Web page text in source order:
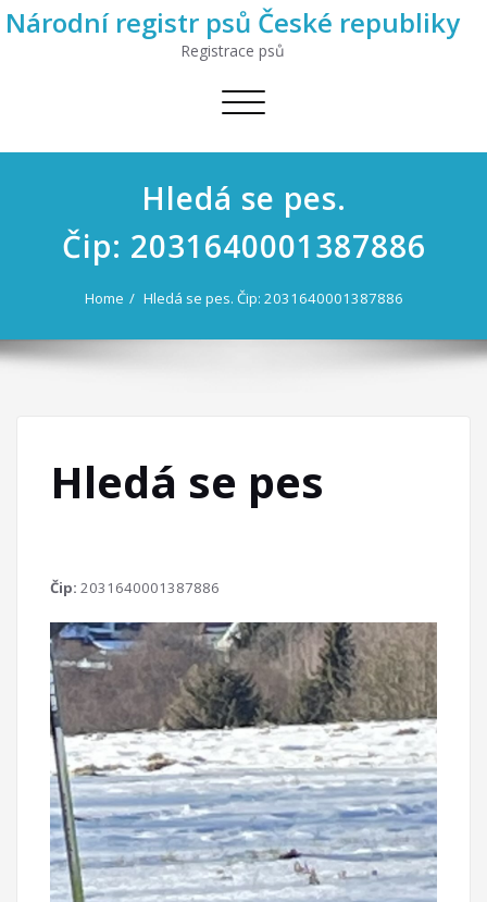
Národní registr psů České republiky
Registrace psů
Toggle
Hledá se pes.
Čip: 2031640001387886
Home Hledá se pes. Čip: 2031640001387886
Hledá se pes
Čip: 2031640001387886